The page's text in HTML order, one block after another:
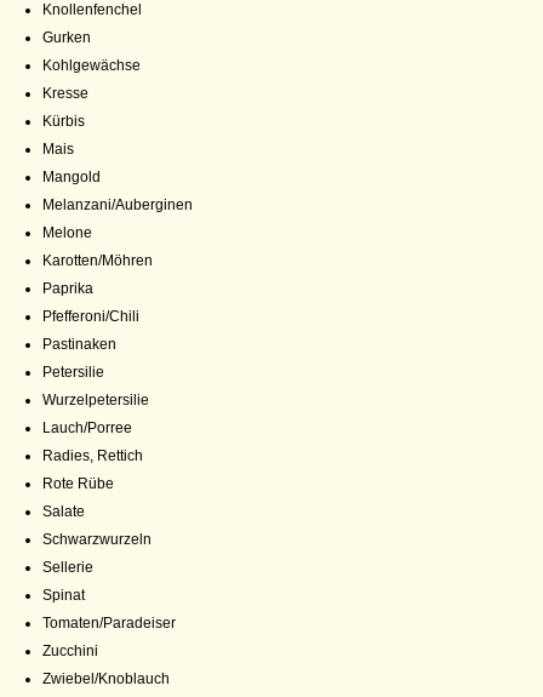
Knollenfenchel
Gurken
Kohlgewächse
Kresse
Kürbis
Mais
Mangold
Melanzani/Auberginen
Melone
Karotten/Möhren
Paprika
Pfefferoni/Chili
Pastinaken
Petersilie
Wurzelpetersilie
Lauch/Porree
Radies, Rettich
Rote Rübe
Salate
Schwarzwurzeln
Sellerie
Spinat
Tomaten/Paradeiser
Zucchini
Zwiebel/Knoblauch